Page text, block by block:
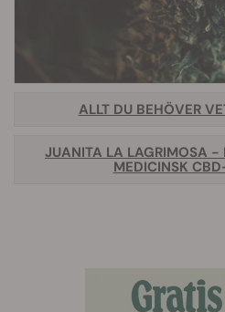
ALLT DU BEHÖVER
JUANITA LA LAGRIMOSA -
MEDICINSK